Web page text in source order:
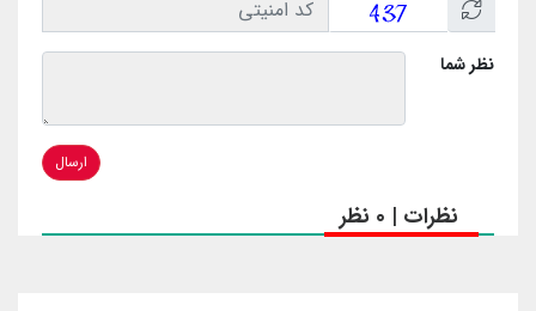
نظر شما
ارسال
نظرات | 0 نظر